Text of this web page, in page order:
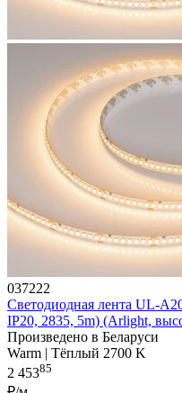
037222
Светодиодная лента UL-
IP20, 2835, 5m) (Arlight,
Произведено в Беларуси
Warm | Тёплый 2700 K
2 45385